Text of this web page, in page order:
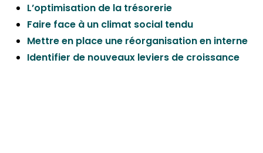
L’optimisation de la trésorerie
Faire face à un climat social tendu
Mettre en place une réorganisation en interne
Identifier de nouveaux leviers de croissance